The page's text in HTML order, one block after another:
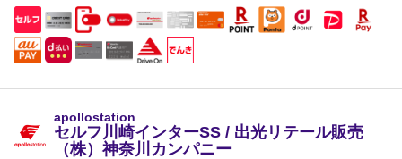
apollostation
セルフ川崎インターSS / 出光リテール販売
（株）神奈川カンパニー